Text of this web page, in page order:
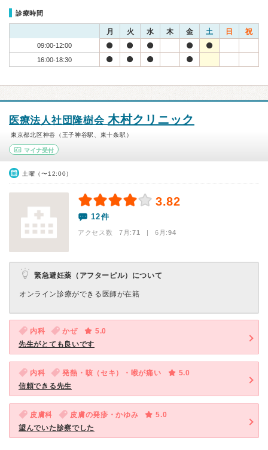
診療時間
月 火 水 木 金 土 日 祝
09:00-12:00
16:00-18:30
医療法人社団隆樹会 木村クリニック
東京都北区神谷（王子神谷駅、東十条駅）
マイナ受付
土曜（〜12:00）
3.82
12件
アクセス数 7月:71 | 6月:94
緊急避妊薬（アフターピル）について
オンライン診療ができる医師が在籍
内科 かぜ
5.0
先生がとても良いです
内科 発熱・咳（セキ）・喉が痛い
5.0
信頼できる先生
皮膚科 皮膚の発疹・かゆみ
5.0
望んでいた診察でした